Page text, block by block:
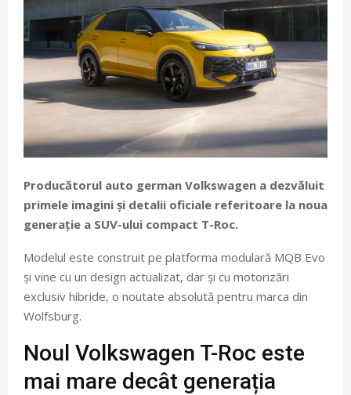
Producătorul auto german Volkswagen a dezvăluit
primele imagini și detalii oficiale referitoare la noua
generație a SUV-ului compact T-Roc.
Modelul este construit pe platforma modulară MQB Evo
și vine cu un design actualizat, dar și cu motorizări
exclusiv hibride, o noutate absolută pentru marca din
Wolfsburg.
Noul Volkswagen T-Roc este
mai mare decât generația